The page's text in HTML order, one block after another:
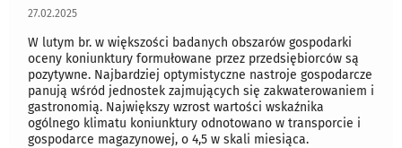
27.02.2025
W lutym br. w większości badanych obszarów gospodarki
oceny koniunktury formułowane przez przedsiębiorców są
pozytywne. Najbardziej optymistyczne nastroje gospodarcze
panują wśród jednostek zajmujących się zakwaterowaniem i
gastronomią. Największy wzrost wartości wskaźnika
ogólnego klimatu koniunktury odnotowano w transporcie i
gospodarce magazynowej, o 4,5 w skali miesiąca.